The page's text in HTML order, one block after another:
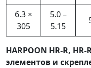
6.3 ×
305
5.0 –
5.15
HARPOON HR-R,
элементов и